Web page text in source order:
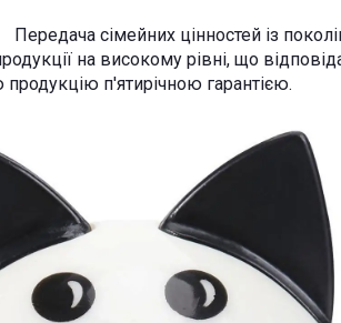
Передача сімейних цінностей із
на високому рівні, що
п'ятирічною гарантією.